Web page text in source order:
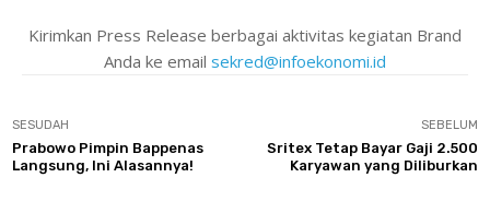
Kirimkan Press Release berbagai aktivitas kegiatan Brand
Anda ke email sekred@infoekonomi.id
SESUDAH
Prabowo Pimpin Bappenas
Langsung, Ini Alasannya!
SEBELUM
Sritex Tetap Bayar Gaji 2.500
Karyawan yang Diliburkan